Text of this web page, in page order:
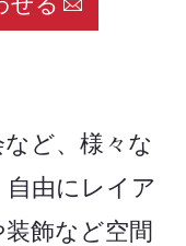
ど、様々な
由にレイア
飾など空間